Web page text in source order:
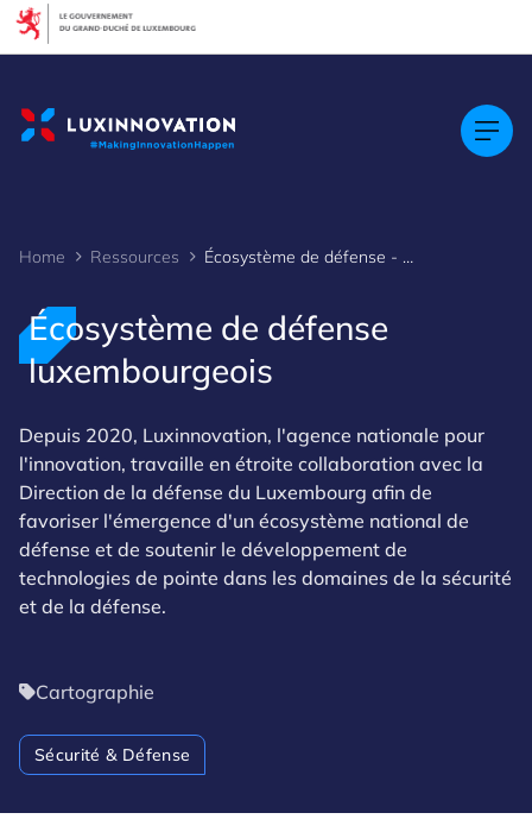
Home Ressources Écosystème de défense - Aperçu de la cartographie
Écosystème de défense
luxembourgeois
Depuis 2020, Luxinnovation, l'agence nationale pour
l'innovation, travaille en étroite collaboration avec la
Direction de la défense du Luxembourg afin de
favoriser l'émergence d'un écosystème national de
défense et de soutenir le développement de
technologies de pointe dans les domaines de la sécurité
et de la défense.
Cartographie
Sécurité & Défense
Cookies management panel